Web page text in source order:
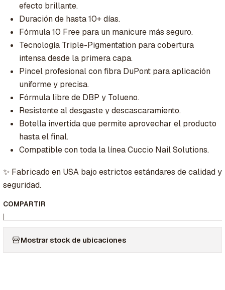
efecto brillante.
Duración de hasta 10+ días.
Fórmula 10 Free para un manicure más seguro.
Tecnología Triple-Pigmentation para cobertura
intensa desde la primera capa.
Pincel profesional con fibra DuPont para aplicación
uniforme y precisa.
Fórmula libre de DBP y Tolueno.
Resistente al desgaste y descascaramiento.
Botella invertida que permite aprovechar el producto
hasta el final.
Compatible con toda la línea Cuccio Nail Solutions.
✨ Fabricado en USA bajo estrictos estándares de calidad y
seguridad.
COMPARTIR
|
Mostrar stock de ubicaciones